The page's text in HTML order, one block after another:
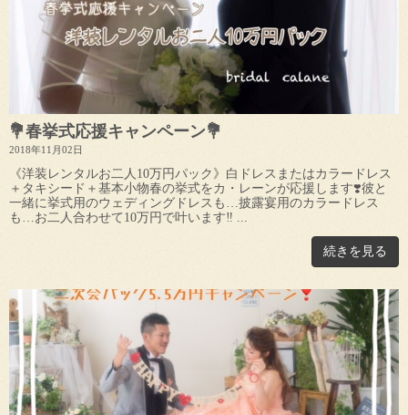
💐春挙式応援キャンペーン💐
2018年11月02日
《洋装レンタルお二人10万円パック》白ドレスまたはカラードレス
＋タキシード＋基本小物春の挙式をカ・レーンが応援します❣️彼と
一緒に挙式用のウェディングドレスも…披露宴用のカラードレス
も…お二人合わせて10万円で叶います‼ ...
続きを見る